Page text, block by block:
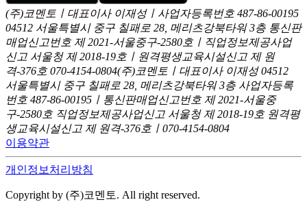
(주)코멘토ㅣ대표이사 이재성ㅣ사업자등록번호 487-86-00195
04512 서울특별시 중구 칠패로 28, 메리츠강북타워 3층 통신판
매업신고번호 제 2021-서울중구-2580호ㅣ직업정보제공사업
신고 서울청 제 2018-19호ㅣ원격평생교육시설신고 제 원
격-376호 070-4154-0804(주)코멘토ㅣ대표이사 이재성 04512
서울특별시 중구 칠패로 28, 메리츠강북타워 3층 사업자등록
번호 487-86-00195ㅣ통신판매업신고번호 제 2021-서울중
구-2580호 직업정보제공사업신고 서울청 제 2018-19호 원격평
생교육시설신고 제 원격-376호ㅣ070-4154-0804
이용약관
개인정보처리방침
Copyright by (주)코멘토. All right reserved.